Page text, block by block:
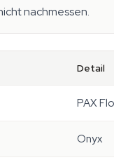
nachmessen.
Detail
PAX
Onyx